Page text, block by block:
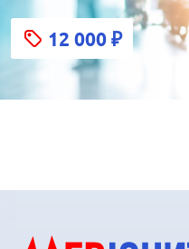
12 000 ₽